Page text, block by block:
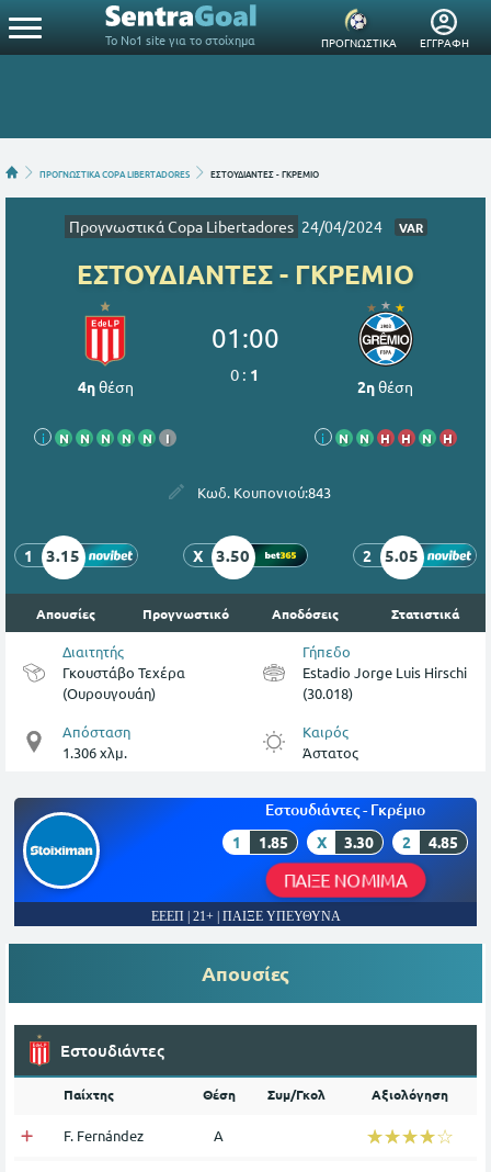
Το Νο1 site για το στοίχημα ΠΡΟΓΝΩΣΤΙΚΑ ΕΓΓΡΑΦΗ
ΠΡΟΓΝΩΣΤΙΚΑ COPA LIBERTADORES ΕΣΤΟΥΔΙΑΝΤΕΣ - ΓΚΡΕΜΙΟ
Προγνωστικά Copa Libertadores 24/04/2024 VAR
ΕΣΤΟΥΔΙΑΝΤΕΣ - ΓΚΡΕΜΙΟ
4ηθέση
i Ν Ν Ν Ν Ν Ι
01:00
0 : 1
2ηθέση
i Ν Ν Η Η Ν Η
Κωδ. Κουπονιού:843
1 3.15 X 3.50 2 5.05
Απουσίες Προγνωστικό Αποδόσεις Στατιστικά
Διαιτητής
Γκουστάβο Τεχέρα
(Ουρουγουάη)
Γήπεδο
Estadio Jorge Luis Hirschi
(30.018)
Απόσταση
1.306 χλμ.
Καιρός
Άστατος
Εστουδιάντες - Γκρέμιο
1 1.85 X 3.30 2 4.85
ΠΑΙΞΕ ΝΟΜΙΜΑ
ΕΕΕΠ | 21+ | ΠΑΙΞΕ ΥΠΕΥΘΥΝΑ
Απουσίες
Εστουδιάντες
Παίχτης Θέση Συμ/Γκολ Αξιολόγηση
F. Fernández Α ☆☆☆☆☆
★★★★★